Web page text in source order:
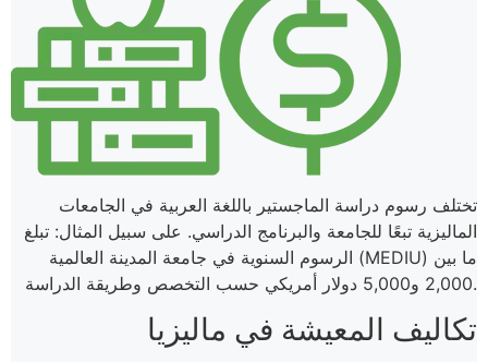
تختلف رسوم دراسة الماجستير باللغة العربية في الجامعات
الماليزية تبعًا للجامعة والبرنامج الدراسي. على سبيل المثال: تبلغ
الرسوم السنوية في جامعة المدينة العالمية (MEDIU) ما بين
2,000 و5,000 دولار أمريكي حسب التخصص وطريقة الدراسة.
تكاليف المعيشة في ماليزيا